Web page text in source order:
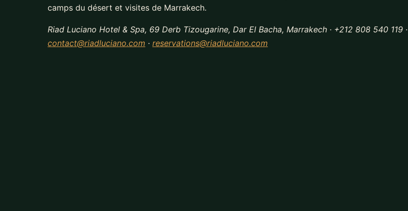
camps du désert et visites de Marrakech.
Riad Luciano Hotel & Spa, 69 Derb Tizougarine, Dar El Bacha, Marrakech · +212 808 540 119 ·
contact@riadluciano.com ·reservations@riadluciano.com